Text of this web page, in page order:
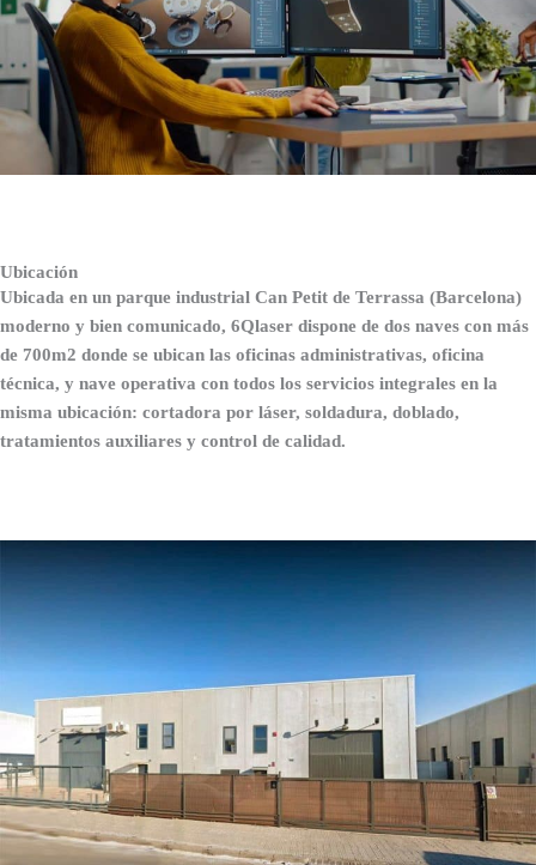
Ubicación
Ubicada en un parque industrial Can Petit de Terrassa (Barcelona)
moderno y bien comunicado, 6Qlaser dispone de dos naves con más
de 700m2 donde se ubican las oficinas administrativas, oficina
técnica, y nave operativa con todos los servicios integrales en la
misma ubicación: cortadora por láser, soldadura, doblado,
tratamientos auxiliares y control de calidad.